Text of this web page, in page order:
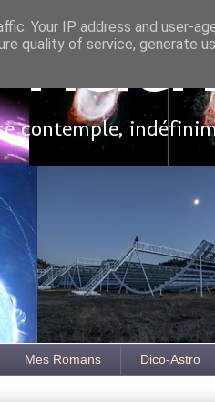
Mes Romans Dico-Astro
Your IP address and user-
quality of service, generate